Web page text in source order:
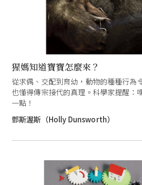
猩媽知道寶寶怎麼來？
從求偶、交配到育幼，動物的種種行為
也懂得傳宗接代的真理。科學家提醒：
一點！
鄧斯渥斯（Holly Dunsworth）